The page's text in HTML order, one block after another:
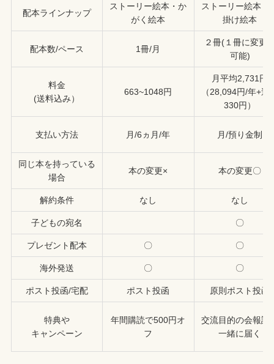
配本ラインナップ
ストーリー絵本・か
がく絵本
ストーリー絵本・
掛け絵本
配本数/ペース 1冊/月
２冊(１冊に変更
可能)
料金
(送料込み）
663~1048円
月平均2,731円
（28,094円/年+送
330円）
支払い方法 月/6ヵ月/年 月/預り金制
同じ本を持っている
場合
本の変更× 本の変更〇
解約条件 なし なし
子どもの宛名 〇
プレゼント配本 〇 〇
海外発送 〇 〇
ポスト投函/宅配 ポスト投函 原則ポスト投函
特典や
キャンペーン
年間購読で500円オ
フ
交流目的の会報誌
一緒に届く